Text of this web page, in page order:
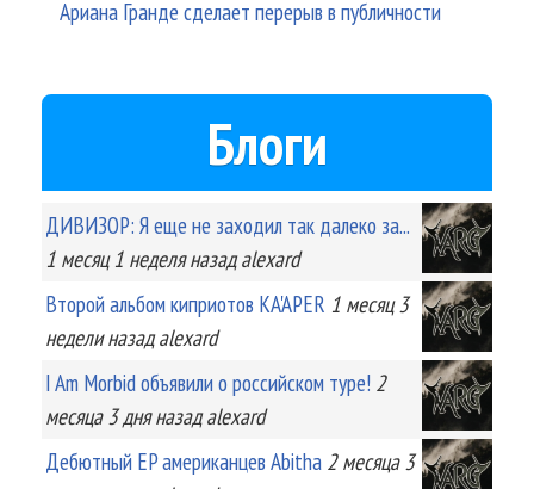
Ариана Гранде сделает перерыв в публичности
Блоги
ДИВИЗОР: Я еще не заходил так далеко за...
1 месяц 1 неделяназад alexard
Второй альбом киприотов KA'APER 1 месяц 3
неделиназад alexard
I Am Morbid объявили о российском туре! 2
месяца 3 дняназад alexard
Дебютный EP американцев Abitha 2 месяца 3